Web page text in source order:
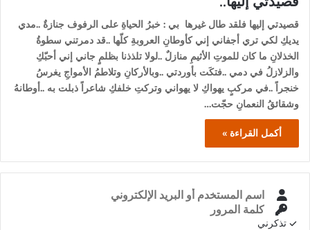
قصيدتي إليها فلقد طال غيرها بي : خبرُ الحياةِ على الرفوف جنازةٌ ..مدي
يديكِ لكي تري أجفاني إني كأوطانِ العروبةِ كلّها ..قد دمرتني سطوةُ
الخذلانِ ما كان للموتِ الأثيمِ منازلٌ ..لولا تلذذنا بظلمٍ جاني إني أحبّكِ
والزلازلُ في دمي ..فتكَت بأوردتي ..وبالأركانِ وتلاطمُ الأمواجِ يغرسُ
خنجراً ..في مركبٍ يهواكِ لا يهواني وتركتِ خلفكِ شاعراً ذبلت به ..أوطانهُ
وشقائقُ النعمانِ حجّت…
أكمل القراءة »
تذكرني